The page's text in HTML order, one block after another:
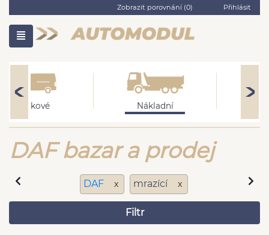
Zobrazit porovnání (0) Přihlásit
Užitkové Nákladní
DAF bazar a prodej
DAF x mrazící x
Filtr